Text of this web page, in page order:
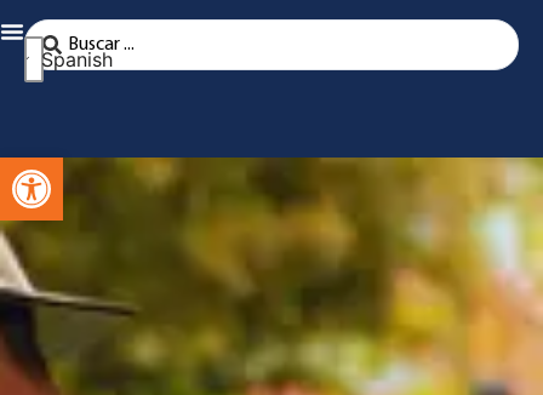
Spanish
Abra la barra de herramientas